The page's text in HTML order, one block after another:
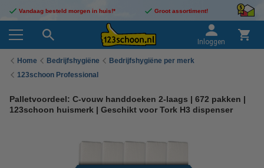
Vandaag besteld morgen in huis!* Groot assortiment!
Inloggen
Home Bedrijfshygiëne
Bedrijfshygiëne per merk
123schoon Professional
Palletvoordeel: C-vouw handdoeken 2-laags | 672 pakken |
123schoon huismerk | Geschikt voor Tork H3 dispenser